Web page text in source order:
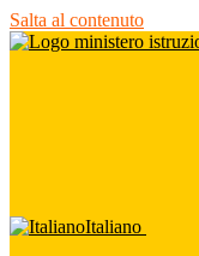
Salta al contenuto
Italiano